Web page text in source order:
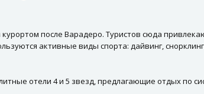
после Варадеро. Туристов сюда
активные виды спорта: дайвинг,
отели 4 и 5 звезд, предлагающие отдых по